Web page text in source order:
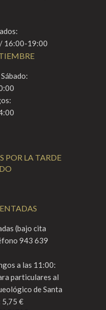
16:00-19:00
POR LA TARDE
(bajo cita
943 639
a las 11:00:
particulares al
de Santa
5,75 €